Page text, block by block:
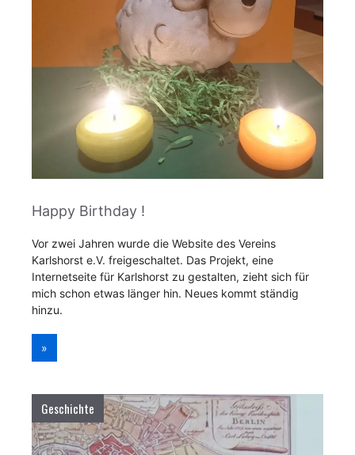
Happy Birthday !
Vor zwei Jahren wurde die Website des Vereins
Karlshorst e.V. freigeschaltet. Das Projekt, eine
Internetseite für Karlshorst zu gestalten, zieht sich für
mich schon etwas länger hin. Neues kommt ständig
hinzu.
»
Geschichte